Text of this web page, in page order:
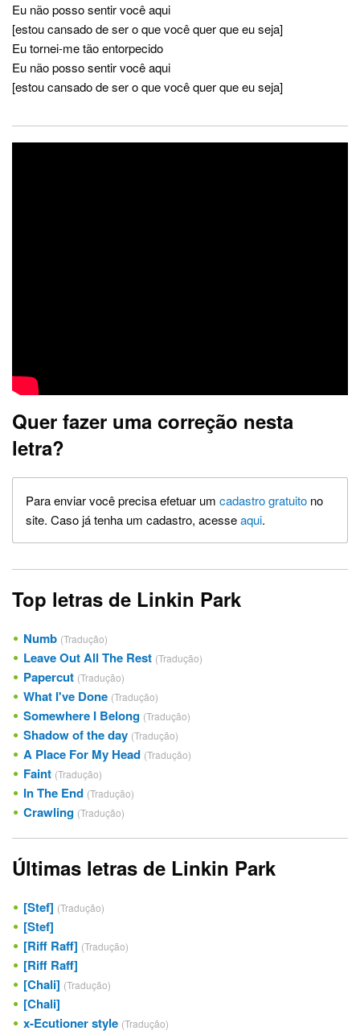
Eu não posso sentir você aqui
[estou cansado de ser o que você quer que eu seja]
Eu tornei-me tão entorpecido
Eu não posso sentir você aqui
[estou cansado de ser o que você quer que eu seja]
Quer fazer uma correção nesta
letra?
Para enviar você precisa efetuar um cadastro gratuito no
site. Caso já tenha um cadastro, acesseaqui.
Top letras de Linkin Park
Numb (Tradução)
Leave Out All The Rest (Tradução)
Papercut (Tradução)
What I've Done (Tradução)
Somewhere I Belong (Tradução)
Shadow of the day (Tradução)
A Place For My Head (Tradução)
Faint (Tradução)
In The End (Tradução)
Crawling (Tradução)
Últimas letras de Linkin Park
[Stef] (Tradução)
[Stef]
[Riff Raff] (Tradução)
[Riff Raff]
[Chali] (Tradução)
[Chali]
x-Ecutioner style (Tradução)